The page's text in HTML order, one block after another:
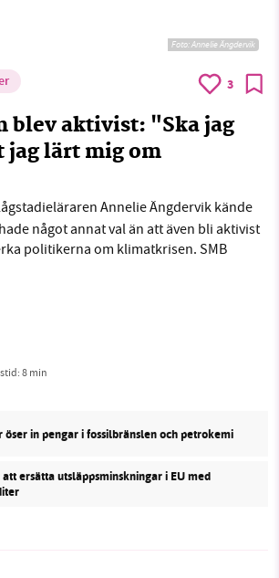
Foto: Annelie Ängdervik
3
blev aktivist: "Ska jag
lärt mig om
Annelie Ängdervik kände
något annat val än att även bli aktivist
politikerna om klimatkrisen. SMB
8 min
öser in pengar i fossilbränslen och petrokemi
ersätta utsläppsminskningar i EU med